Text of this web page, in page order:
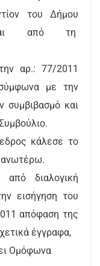
του Δήμου
από τη
αρ.: 77/2011
με την
συμβιβασμό και
κάλεσε το
ανωτέρω.
διαλογική
εισήγηση του
απόφαση της
έγγραφα,